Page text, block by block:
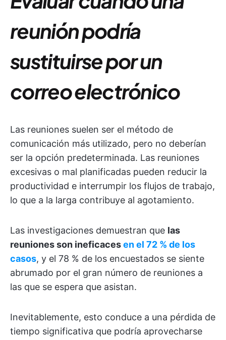
reunión podría
sustituirse por un
correo electrónico
Las reuniones suelen ser el método de
comunicación más utilizado, pero no deberían
ser la opción predeterminada. Las reuniones
excesivas o mal planificadas pueden reducir la
productividad e interrumpir los flujos de trabajo,
lo que a la larga contribuye al agotamiento.
Las investigaciones demuestran que las
reuniones son ineficacesen el 72 % de los
casos, y el 78 % de los encuestados se siente
abrumado por el gran número de reuniones a
las que se espera que asistan.
Inevitablemente, esto conduce a una pérdida de
tiempo significativa que podría aprovecharse